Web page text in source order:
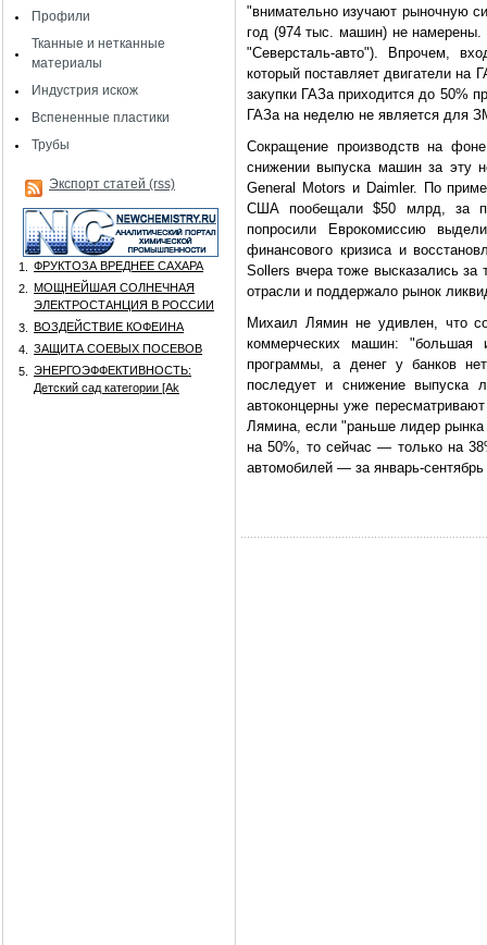
Профили
Тканные и нетканные
материалы
Индустрия искож
Вспененные пластики
Трубы
Экспорт статей (rss)
1.
ФРУКТОЗА ВРЕДНЕЕ САХАРА
2.
МОЩНЕЙШАЯ СОЛНЕЧНАЯ
ЭЛЕКТРОСТАНЦИЯ В РОССИИ
3.
ВОЗДЕЙСТВИЕ КОФЕИНА
4.
ЗАЩИТА СОЕВЫХ ПОСЕВОВ
5.
ЭНЕРГОЭФФЕКТИВНОСТЬ:
Детский сад категории [Аk
"внимательно изучают рыночную
год (974 тыс. машин) не
"Северсталь-авто"). Впрочем,
который поставляет двигатели на
закупки ГАЗа приходится до 50%
ГАЗа на неделю не является для
Сокращение производств на
снижении выпуска машин за эту
General Motors и Daimler. По
США пообещали $50 млрд, за
попросили Еврокомиссию
финансового кризиса и
Sollers вчера тоже высказались за
отрасли и поддержало рынок
Михаил Лямин не удивлен, что
коммерческих машин: "большая
программы, а денег у банков
последует и снижение выпуска
автоконцерны уже
Лямина, если "раньше лидер рынка
на 50%, то сейчас — только на
автомобилей — за январь-